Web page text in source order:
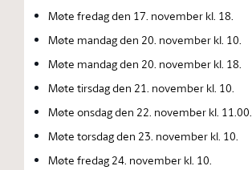
Møte fredag den 17. november kl. 18.
Møte mandag den 20. november kl. 10.
Møte mandag den 20. november kl. 18.
Møte tirsdag den 21. november kl. 10.
Møte onsdag den 22. november kl. 11.00.
Møte torsdag den 23. november kl. 10.
Møte fredag 24. november kl. 10.